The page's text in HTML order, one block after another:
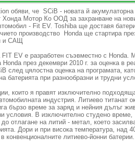
обяви, че SCiB - новата й акумулаторна
Хонда Мотор Ко ООД за захранване на
- Fit EV. Toshiba ще доставя
производство Honda ще стартира
и САЩ
EV е разработен съэвместно с Honda.
през декември 2010 г. за оценка в
след цялостна оценка на програмата,
батерията при разнообразни и трудни
които я правят изключително
индустрия. Литиево титанат
бързо време за заряд и нейния дълъг
условия. В изключително студено
отлагане на литий - метал, което
Дори и при висока температура, над
конвенционалните литиево-йонни батерии.